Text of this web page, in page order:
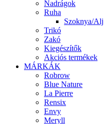
Nadrágok
Ruha
Szoknya/Alj
Trikó
Zakó
Kiegészítők
Akciós termékek
MÁRKÁK
Robrow
Blue Nature
La Pierre
Rensix
Envy
Meryll